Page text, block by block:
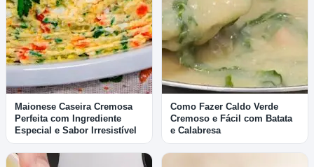
Maionese Caseira Cremosa
Perfeita com Ingrediente
Especial e Sabor Irresistível
Como Fazer Caldo Verde
Cremoso e Fácil com Batata
e Calabresa